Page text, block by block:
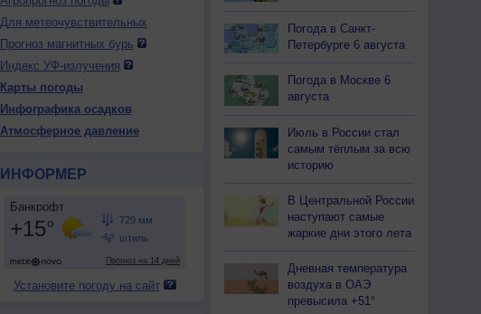
724
+15
Ю-З
3-6
726
+16
З
3-6
+27
З
+15
1-3
727
+16
89
Ю
1-3
724
41
Ю-З
3-6
Ю-З
3-6
1-3
Для метеочувствительных
Прогноз магнитных бурь
Индекс УФ-излучения
Карты погоды
Инфографика осадков
Атмосферное давление
ИНФОРМЕР
Установите погоду на сайт
Погода в Санкт-
Петербурге 6 августа
Погода в Москве 6
августа
Июль в России стал
самым тёплым за всю
историю
В Центральной России
наступают самые
жаркие дни этого лета
Дневная температура
воздуха в ОАЭ
превысила +51°